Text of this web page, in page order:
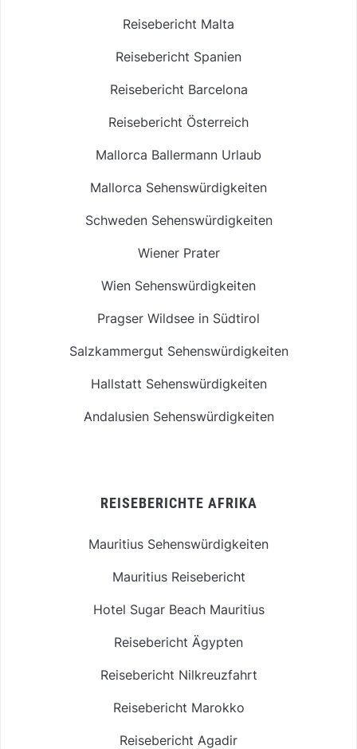
Reisebericht Malta
Reisebericht Spanien
Reisebericht Barcelona
Reisebericht Österreich
Mallorca Ballermann Urlaub
Mallorca Sehenswürdigkeiten
Schweden Sehenswürdigkeiten
Wiener Prater
Wien Sehenswürdigkeiten
Pragser Wildsee in Südtirol
Salzkammergut Sehenswürdigkeiten
Hallstatt Sehenswürdigkeiten
Andalusien Sehenswürdigkeiten
REISEBERICHTE AFRIKA
Mauritius Sehenswürdigkeiten
Mauritius Reisebericht
Hotel Sugar Beach Mauritius
Reisebericht Ägypten
Reisebericht Nilkreuzfahrt
Reisebericht Marokko
Reisebericht Agadir